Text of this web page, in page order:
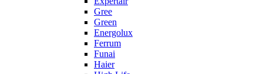
Gree
Green
Energolux
Ferrum
Funai
Haier